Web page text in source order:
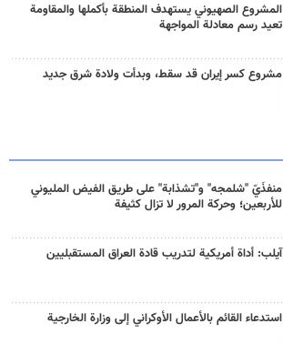
المشروع الصهيوني يستهدف المنطقة بأكملها والمقاومة
تعيد رسم معادلة المواجهة
مشروع كسر إيران قد سقط، وبدأت ولادة شرق جديد
منفذَيّ "شلمجه" و"تشذابة" على طريق الفيض المليوني
للأربعين؛ وحركة المرور لا تزال كثيفة
آيلب: أداة أمريكية لتدريب قادة العراق المستقبليين
استدعاء القائم بالأعمال الأوكراني إلى وزارة الخارجية